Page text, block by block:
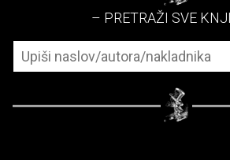
– PRETRAŽI SVE